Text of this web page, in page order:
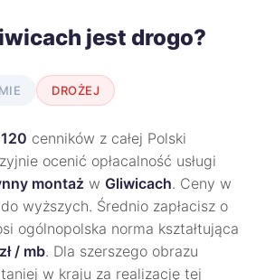
jest drogo?
DROŻEJ
120 cenników z całej Polski
ocenić opłacalność usługi
montaż w Gliwicach. Ceny w
wyższych. Średnio zapłacisz o
ogólnopolska norma kształtująca
/ mb. Dla szerszego obrazu
w kraju za realizację tej